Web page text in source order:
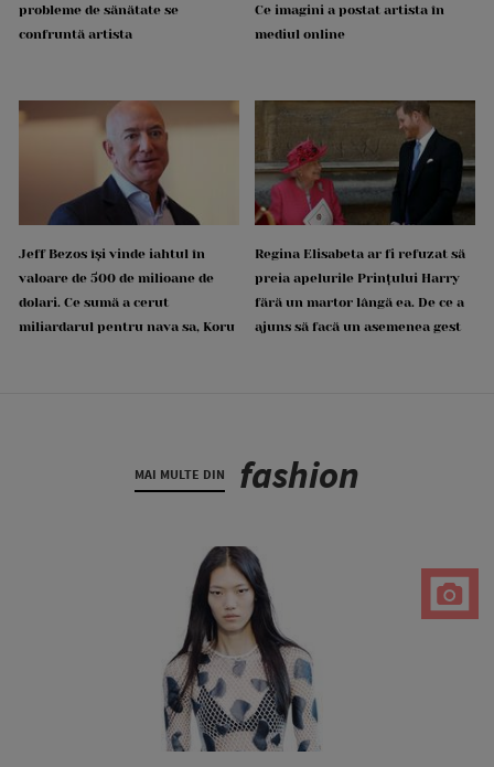
probleme de sănătate se
confruntă artista
Ce imagini a postat artista în
mediul online
Jeff Bezos își vinde iahtul în
valoare de 500 de milioane de
dolari. Ce sumă a cerut
miliardarul pentru nava sa, Koru
Regina Elisabeta ar fi refuzat să
preia apelurile Prințului Harry
fără un martor lângă ea. De ce a
ajuns să facă un asemenea gest
MAI MULTE DIN fashion